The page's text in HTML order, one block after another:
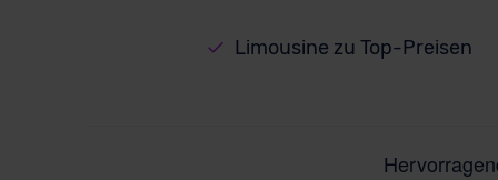
Limousine zu Top-Preisen